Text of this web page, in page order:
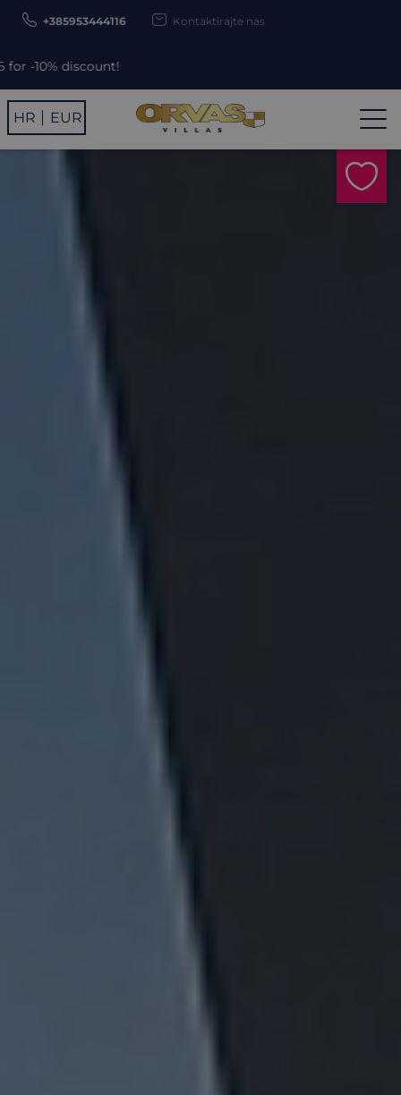
+385953444116 Kontaktirajte nas
HR EUR